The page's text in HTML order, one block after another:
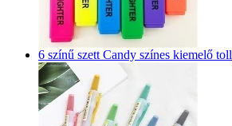
6 színű szett Candy színes kiemelő toll